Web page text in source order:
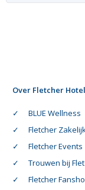
Over Fletcher
BLUE Wellness
Fletcher
Fletcher Events
Trouwen bij
Fletcher